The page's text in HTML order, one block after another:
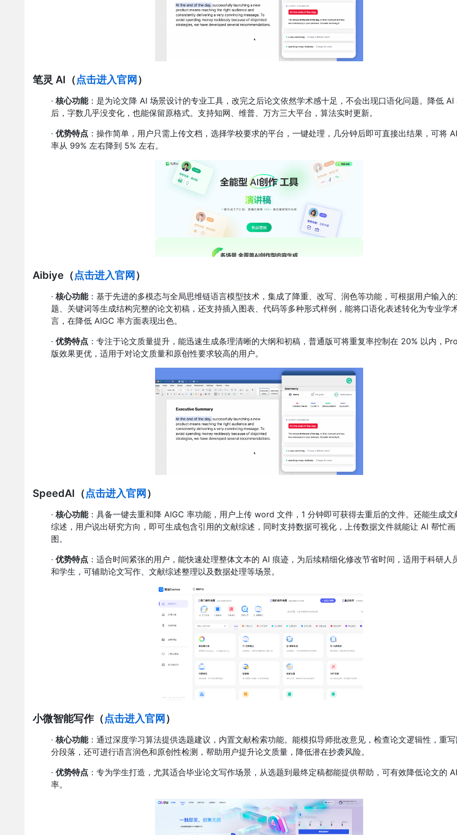
笔灵 AI （点击进入官网 ）
· 核心功能：是为论文降 AI 场景设计的专业工具，改完之后论文依然学术感十足，不会出现口语化问题。降低 AI
后，字数几乎没变化，也能保留原格式。支持知网、维普、万方三大平台，算法实时更新。
· 优势特点 ：操作简单，用户只需上传文档，选择学校要求的平台，一键处理，几分钟后即可直接出结果，可将 AI
率从 99% 左右降到 5% 左右。
Aibiye （点击进入官网 ）
· 核心功能：基于先进的多模态与全局思维链语言模型技术，集成了降重、改写、润色等功能，可根据用户输入
题、关键词等生成结构完整的论文初稿，还支持插入图表、代码等多种形式样例，能将口语化表述转化为专业学
言，在降低 AIGC 率方面表现出色。
· 优势特点 ：专注于论文质量提升，能迅速生成条理清晰的大纲和初稿，普通版可将重复率控制在 20% 以内，
版效果更优，适用于对论文质量和原创性要求较高的用户。
SpeedAI （点击进入官网 ）
· 核心功能：具备一键去重和降 AIGC 率功能，用户上传 word 文件，1 分钟即可获得去重后的文件。还能生成文
综述，用户说出研究方向，即可生成包含引用的文献综述，同时支持数据可视化，上传数据文件就能让 AI 帮忙画
图。
· 优势特点 ：适合时间紧张的用户，能快速处理整体文本的 AI 痕迹，为后续精细化修改节省时间，适用于科研人
和学生，可辅助论文写作、文献综述整理以及数据处理等场景。
小微智能写作（点击进入官网 ）
· 核心功能：通过深度学习算法提供选题建议，内置文献检索功能。能模拟导师批改意见，检查论文逻辑性，重
分段落，还可进行语言润色和原创性检测，帮助用户提升论文质量，降低潜在抄袭风险。
· 优势特点 ：专为学生打造，尤其适合毕业论文写作场景，从选题到最终定稿都能提供帮助，可有效降低论文的 AI
率。